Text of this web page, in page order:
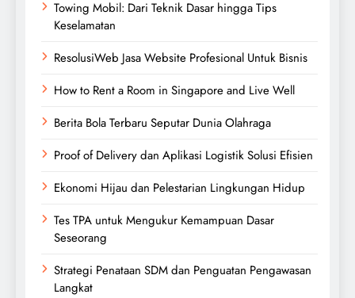
Towing Mobil: Dari Teknik Dasar hingga Tips
Keselamatan
ResolusiWeb Jasa Website Profesional Untuk Bisnis
How to Rent a Room in Singapore and Live Well
Berita Bola Terbaru Seputar Dunia Olahraga
Proof of Delivery dan Aplikasi Logistik Solusi Efisien
Ekonomi Hijau dan Pelestarian Lingkungan Hidup
Tes TPA untuk Mengukur Kemampuan Dasar
Seseorang
Strategi Penataan SDM dan Penguatan Pengawasan
Langkat